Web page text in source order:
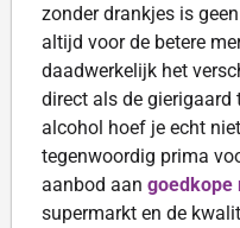
zonder drankjes is
altijd voor de betere
daadwerkelijk het
direct als de gierigaard
alcohol hoef je echt
tegenwoordig prima
aanbod aan goedkope
supermarkt en de